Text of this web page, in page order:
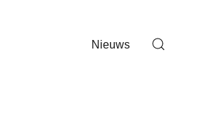
Nieuws